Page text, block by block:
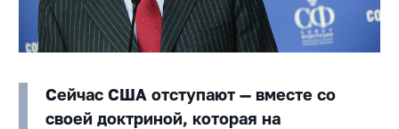
Сейчас США отступают — вместе со
своей доктриной, которая на